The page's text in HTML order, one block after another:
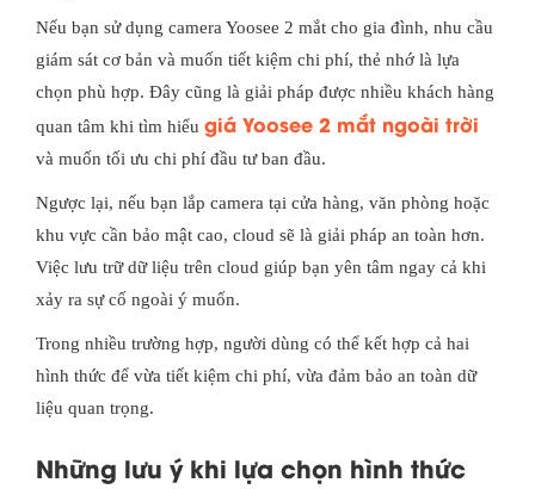
Nếu bạn sử dụng camera Yoosee 2 mắt cho gia đình, nhu cầu
giám sát cơ bản và muốn tiết kiệm chi phí, thẻ nhớ là lựa
chọn phù hợp. Đây cũng là giải pháp được nhiều khách hàng
quan tâm khi tìm hiểu giá Yoosee 2 mắt ngoài trời
và muốn tối ưu chi phí đầu tư ban đầu.
Ngược lại, nếu bạn lắp camera tại cửa hàng, văn phòng hoặc
khu vực cần bảo mật cao, cloud sẽ là giải pháp an toàn hơn.
Việc lưu trữ dữ liệu trên cloud giúp bạn yên tâm ngay cả khi
xảy ra sự cố ngoài ý muốn.
Trong nhiều trường hợp, người dùng có thể kết hợp cả hai
hình thức để vừa tiết kiệm chi phí, vừa đảm bảo an toàn dữ
liệu quan trọng.
Những lưu ý khi lựa chọn hình thức